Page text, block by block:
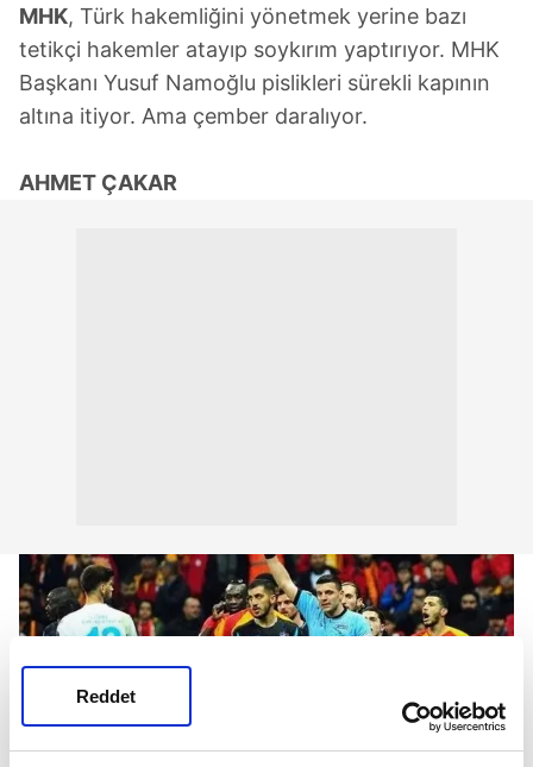
Reddet
MHK, Türk hakemliğini yönetmek yerine bazı
tetikçi hakemler atayıp soykırım yaptırıyor. MHK
Başkanı Yusuf Namoğlu pislikleri sürekli kapının
altına itiyor. Ama çember daralıyor.
AHMET ÇAKAR